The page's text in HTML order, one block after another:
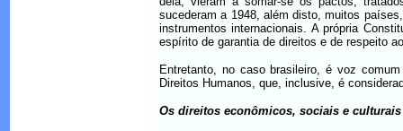
sucederam a 1948, além disto, muitos
instrumentos internacionais. A própria
espírito de garantia de direitos e de respeito
Entretanto, no caso brasileiro, é voz
Direitos Humanos, que, inclusive, é
Os direitos econômicos, sociais e culturais